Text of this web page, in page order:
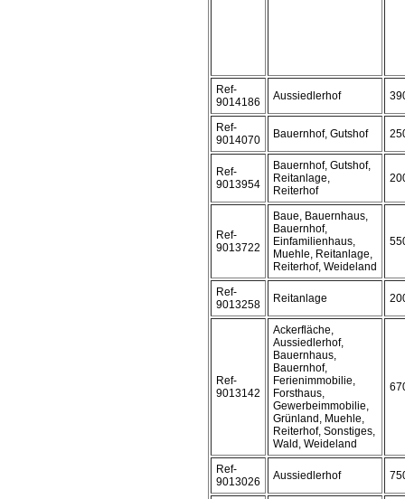
Ref-
9014186
Aussiedlerhof
Ref-
9014070
Bauernhof, Gutshof
Ref-
9013954
Bauernhof, Gutshof,
Reitanlage,
Reiterhof
Ref-
9013722
Baue, Bauernhaus,
Bauernhof,
Einfamilienhaus,
Muehle, Reitanlage,
Reiterhof, Weideland
Ref-
9013258
Reitanlage
Ref-
9013142
Ackerfläche,
Aussiedlerhof,
Bauernhaus,
Bauernhof,
Ferienimmobilie,
Forsthaus,
Gewerbeimmobilie,
Grünland, Muehle,
Reiterhof, Sonstiges,
Wald, Weideland
Ref-
9013026
Aussiedlerhof